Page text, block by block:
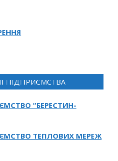
ПІДПРИЄМСТВА
“БЕРЕСТИН-
ТЕПЛОВИХ МЕРЕЖ